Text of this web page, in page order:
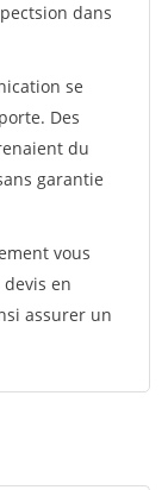
dans
se
Des
du
garantie
vous
en
assurer un